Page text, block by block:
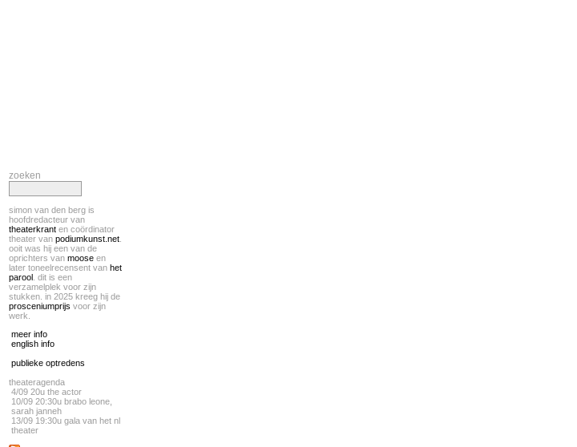
zoeken
simon van den berg is
hoofdredacteur van
theaterkrant en coördinator
theater van podiumkunst.net
ooit was hij een van de
oprichters van moose en
later toneelrecensent van het
parool . dit is een
verzamelplek voor zijn
stukken. in 2025 kreeg hij de
prosceniumprijs voor zijn
werk.
meer info
english info
publieke optredens
theateragenda
4/09 20u the actor
10/09 20:30u brabo leone,
sarah janneh
13/09 19:30u gala van het nl
theater